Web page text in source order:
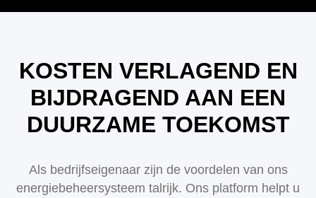
KOSTEN VERLAGEND EN
BIJDRAGEND AAN EEN
DUURZAME TOEKOMST
Als bedrijfseigenaar zijn de voordelen van ons
energiebeheersysteem talrijk. Ons platform helpt u